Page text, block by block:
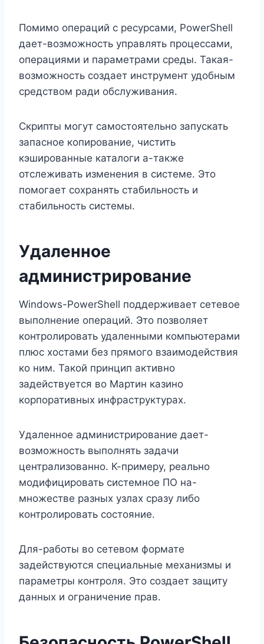
Помимо операций с ресурсами, PowerShell
дает-возможность управлять процессами,
операциями и параметрами среды. Такая-
возможность создает инструмент удобным
средством ради обслуживания.
Скрипты могут самостоятельно запускать
запасное копирование, чистить
кэшированные каталоги а-также
отслеживать изменения в системе. Это
помогает сохранять стабильность и
стабильность системы.
Удаленное
администрирование
Windows-PowerShell поддерживает сетевое
выполнение операций. Это позволяет
контролировать удаленными компьютерами
плюс хостами без прямого взаимодействия
ко ним. Такой принцип активно
задействуется во Мартин казино
корпоративных инфраструктурах.
Удаленное администрирование дает-
возможность выполнять задачи
централизованно. К-примеру, реально
модифицировать системное ПО на-
множестве разных узлах сразу либо
контролировать состояние.
Для-работы во сетевом формате
задействуются специальные механизмы и
параметры контроля. Это создает защиту
данных и ограничение прав.